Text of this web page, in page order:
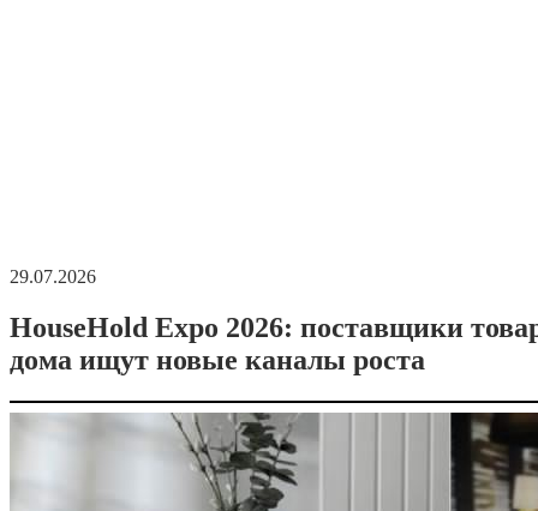
29.07.2026
HouseHold Expo 2026: поставщики
дома ищут новые каналы роста